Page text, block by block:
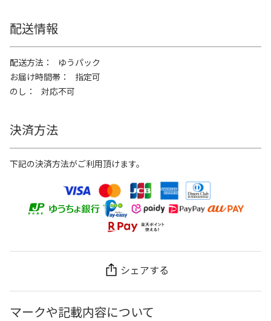
配送情報
配送方法
ゆうパック
お届け時間帯
指定可
のし
対応不可
決済方法
下記の決済方法がご利用頂けます。
シェアする
マークや記載内容について